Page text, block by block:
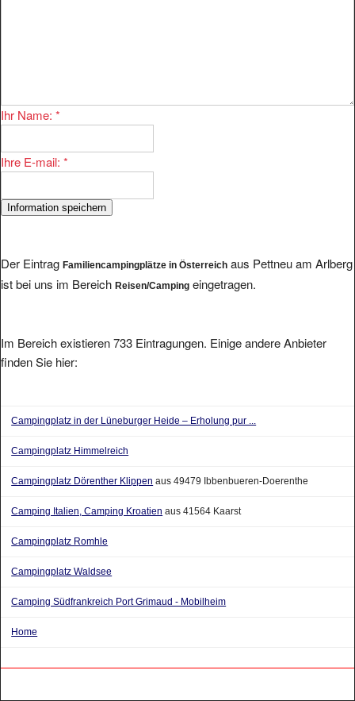
Ihr Name: *
Ihre E-mail: *
Der Eintrag Familiencampingplätze in Österreich aus Pettneu am Arlberg
ist bei uns im Bereich Reisen/Camping eingetragen.
Im Bereich existieren 733 Eintragungen. Einige andere Anbieter
finden Sie hier:
Campingplatz in der Lüneburger Heide – Erholung pur ...
Campingplatz Himmelreich
Campingplatz Dörenther Klippen aus 49479 Ibbenbueren-Doerenthe
Camping Italien, Camping Kroatien aus 41564 Kaarst
Campingplatz Romhle
Campingplatz Waldsee
Camping Südfrankreich Port Grimaud - Mobilheim
Home